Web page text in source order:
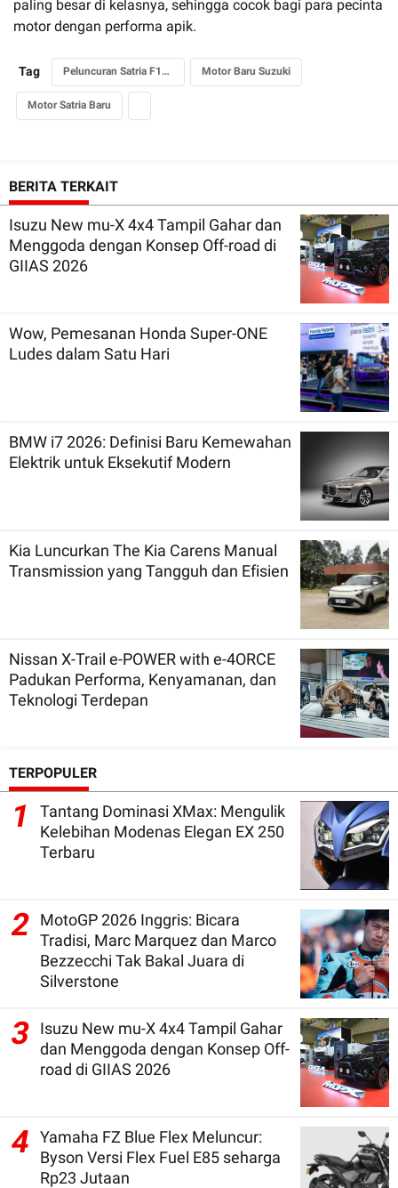
paling besar di kelasnya, sehingga cocok bagi para pecinta
motor dengan performa apik.
Tag Peluncuran Satria F150 Motor Baru Suzuki
Motor Satria Baru
BERITA TERKAIT
Isuzu New mu-X 4x4 Tampil Gahar dan
Menggoda dengan Konsep Off-road di
GIIAS 2026
Wow, Pemesanan Honda Super-ONE
Ludes dalam Satu Hari
BMW i7 2026: Definisi Baru Kemewahan
Elektrik untuk Eksekutif Modern
Kia Luncurkan The Kia Carens Manual
Transmission yang Tangguh dan Efisien
Nissan X-Trail e-POWER with e-4ORCE
Padukan Performa, Kenyamanan, dan
Teknologi Terdepan
TERPOPULER
1
Tantang Dominasi XMax: Mengulik
Kelebihan Modenas Elegan EX 250
Terbaru
2
MotoGP 2026 Inggris: Bicara
Tradisi, Marc Marquez dan Marco
Bezzecchi Tak Bakal Juara di
Silverstone
3
Isuzu New mu-X 4x4 Tampil Gahar
dan Menggoda dengan Konsep Off-
road di GIIAS 2026
4
Yamaha FZ Blue Flex Meluncur:
Byson Versi Flex Fuel E85 seharga
Rp23 Jutaan